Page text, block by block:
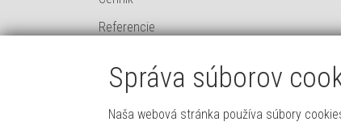
Referencie
Všeobecne obchodné podmienky
Súbory cookies
Správa súborov
Naša webová stránka používa súbory